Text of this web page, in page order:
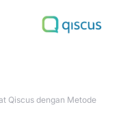
Qiscus dengan Metode